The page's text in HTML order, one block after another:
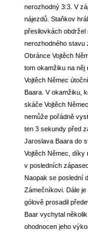
nerozhodný 3:3. V
nájezdů. Staňkov
přesilovkách obdržel
nerozhodného stavu
Obránce Vojtěch
tom okamžiku na něj
Vojtěch Němec
Baara. V okamžiku,
skáče Vojtěch
nemůže pořádně
ten 3 sekundy před
Jaroslava Baara do
Vojtěch Němec, díky
v posledních
Naopak se poslední
Zámečníkovi. Dále
gólově prosadil
Baar vychytal
ohodnocen jeho